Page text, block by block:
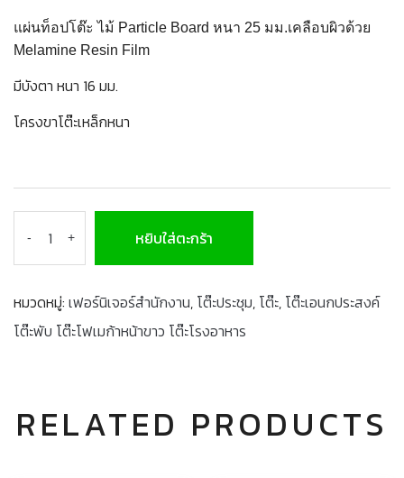
แผ่นท็อปโต๊ะ ไม้ Particle Board หนา 25 มม.เคลือบผิวด้วย
Melamine Resin Film
มีบังตา หนา 16 มม.
โครงขาโต๊ะเหล็กหนา
- + หยิบใส่ตะกร้า
หมวดหมู่: เฟอร์นิเจอร์สำนักงาน, โต๊ะประชุม, โต๊ะ, โต๊ะเอนกประสงค์
โต๊ะพับ โต๊ะโฟเมก้าหน้าขาว โต๊ะโรงอาหาร
RELATED PRODUCTS